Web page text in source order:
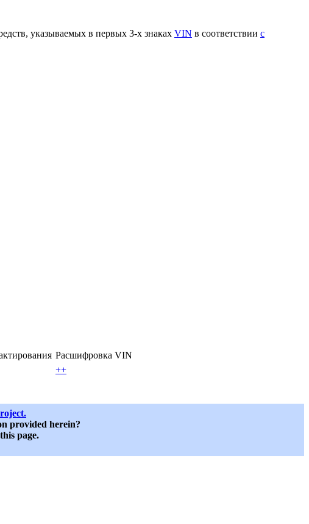
указываемых в первых 3-х знаках VIN в соответствии с
Расшифровка VIN
++
provided herein?
page.